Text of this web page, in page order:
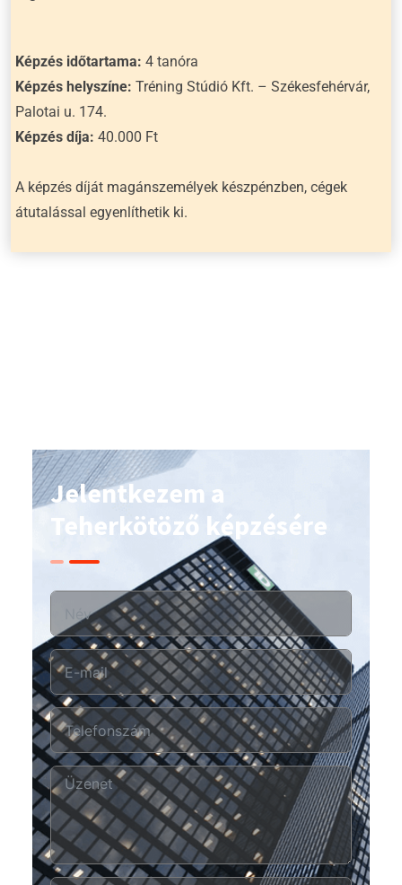
Képzés időtartama: 4 tanóra
Képzés helyszíne: Tréning Stúdió Kft. – Székesfehérvár,
Palotai u. 174.
Képzés díja: 40.000 Ft
A képzés díját magánszemélyek készpénzben, cégek
átutalással egyenlíthetik ki.
Jelentkezem a
Teherkötöző képzésére